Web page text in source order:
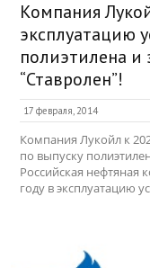
Компания
эксплуатацию
полиэтилена и
“Ставролен”!
17 февраля, 2014
Компания Лукойл к
по выпуску
Российская нефтяная
году в эксплуатацию